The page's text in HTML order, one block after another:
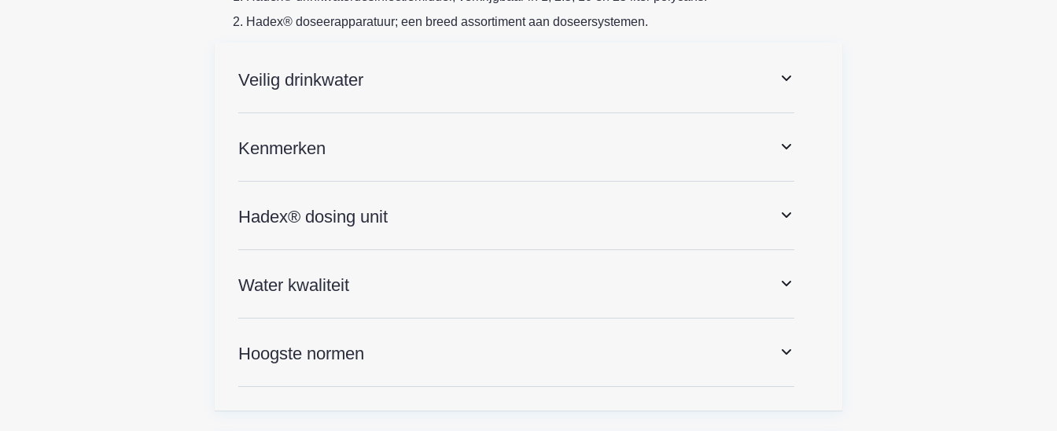
Hadex® doseerapparatuur; een breed assortiment aan doseersystemen.
Veilig drinkwater
Kenmerken
Hadex® dosing unit
Water kwaliteit
Hoogste normen